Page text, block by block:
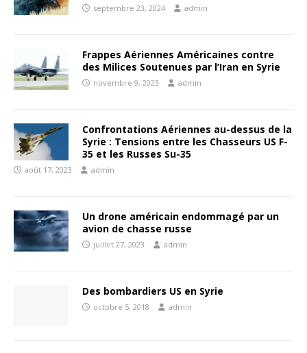
septembre 23, 2024 admin
Frappes Aériennes Américaines contre
des Milices Soutenues par l’Iran en Syrie
novembre 9, 2023 admin
Confrontations Aériennes au-dessus de la
Syrie : Tensions entre les Chasseurs US F-
35 et les Russes Su-35
août 17, 2023 admin
Un drone américain endommagé par un
avion de chasse russe
juillet 27, 2023 admin
Des bombardiers US en Syrie
octobre 5, 2018 admin